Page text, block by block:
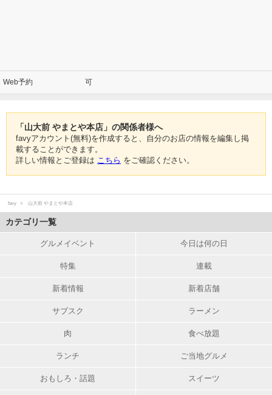
Web予約 可
「山大前 やまとや本店」の関係者様へ
favyアカウント(無料)を作成すると、自分のお店の情報を編集し掲
載することができます。
詳しい情報とご登録は こちら をご確認ください。
favy 山大前 やまとや本店
カテゴリ一覧
グルメイベント 今日は何の日
特集 連載
新着情報 新着店舗
サブスク ラーメン
肉 食べ放題
ランチ ご当地グルメ
おもしろ・話題 スイーツ